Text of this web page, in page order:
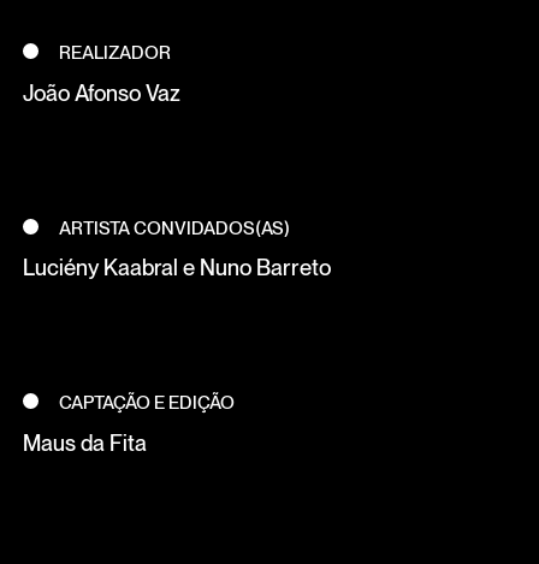
REALIZADOR
João Afonso Vaz
ARTISTA CONVIDADOS(AS)
Luciény Kaabral e Nuno Barreto
CAPTAÇÃO E EDIÇÃO
Maus da Fita